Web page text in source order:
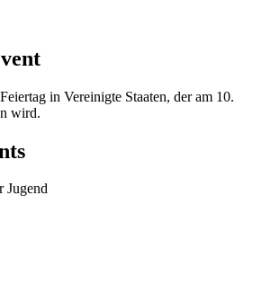
in Vereinigte Staaten, der am 10.
wird.
Jugend